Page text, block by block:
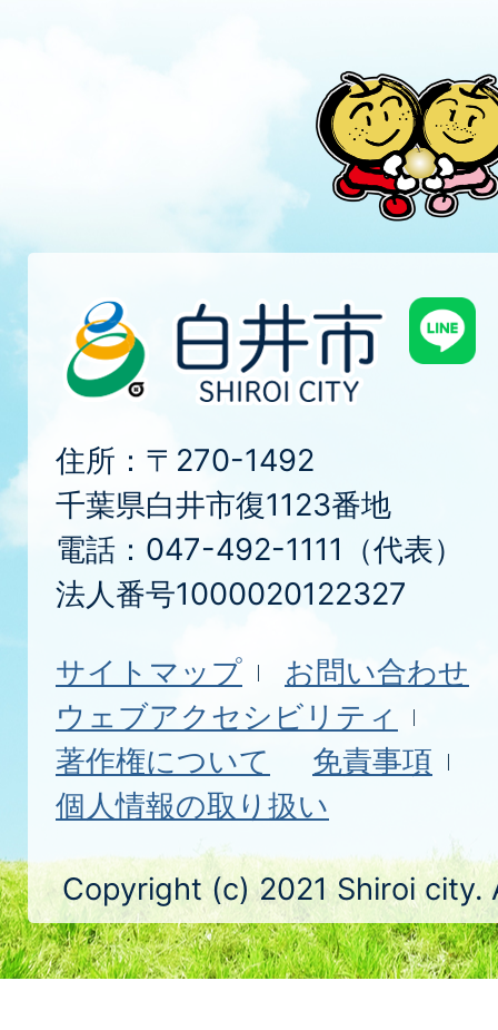
住所：〒270-1492
千葉県白井市復1123番地
電話：047-492-1111（代表）
法人番号1000020122327
サイトマップ
お問い合わせ
ウェブアクセシビリティ
著作権について
免責事項
個人情報の取り扱い
Copyright (c) 2021 Shiroi city.